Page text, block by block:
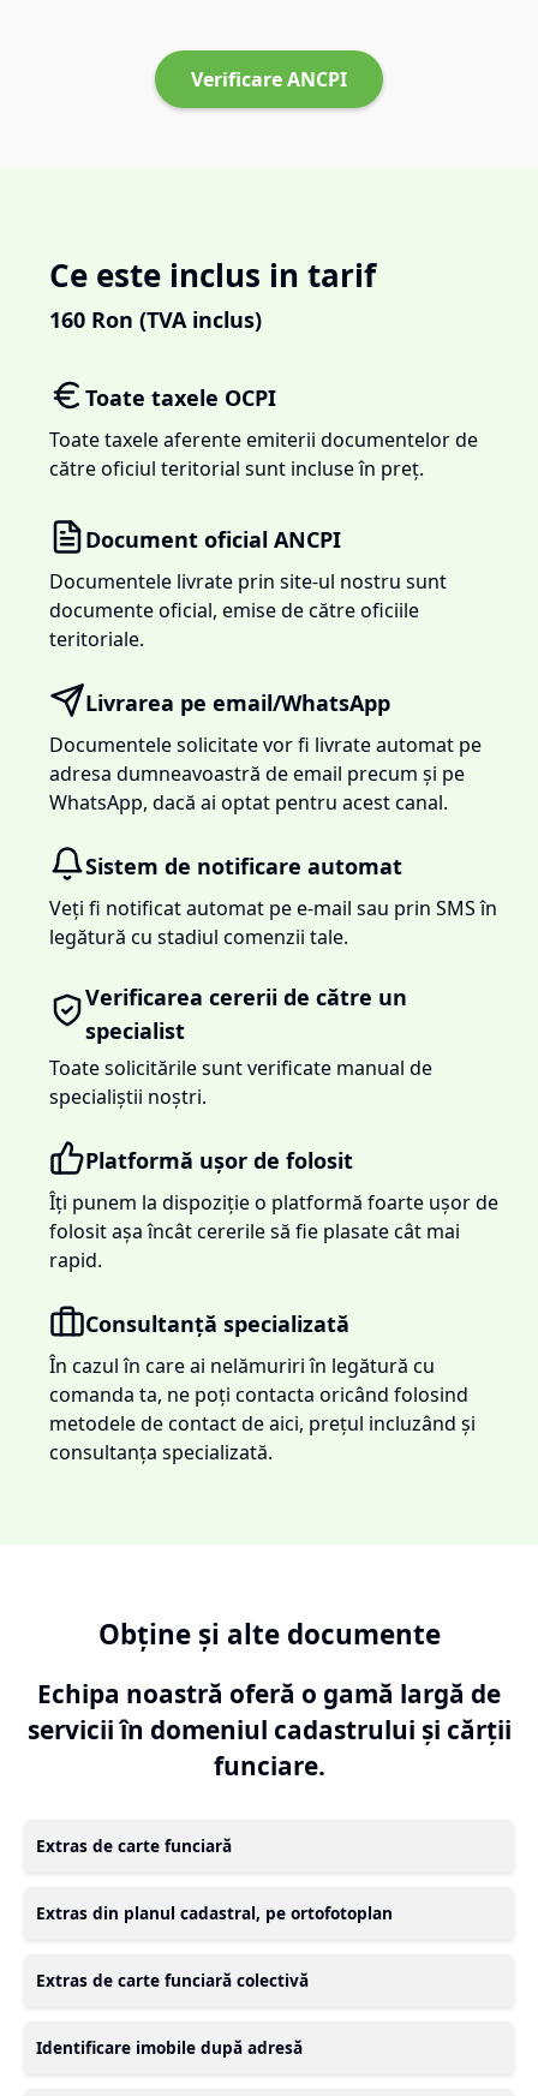
Verificare ANCPI
Ce este inclus in tarif
160 Ron (TVA inclus)
Toate taxele OCPI
Toate taxele aferente emiterii documentelor de
către oficiul teritorial sunt incluse în preț.
Document oficial ANCPI
Documentele livrate prin site-ul nostru sunt
documente oficial, emise de către oficiile
teritoriale.
Livrarea pe email/WhatsApp
Documentele solicitate vor fi livrate automat pe
adresa dumneavoastră de email precum și pe
WhatsApp, dacă ai optat pentru acest canal.
Sistem de notificare automat
Veți fi notificat automat pe e-mail sau prin SMS în
legătură cu stadiul comenzii tale.
Verificarea cererii de către un
specialist
Toate solicitările sunt verificate manual de
specialiștii noștri.
Platformă ușor de folosit
Îți punem la dispoziție o platformă foarte ușor de
folosit așa încât cererile să fie plasate cât mai
rapid.
Consultanță specializată
În cazul în care ai nelămuriri în legătură cu
comanda ta, ne poți contacta oricând folosind
metodele de contact de aici, prețul incluzând și
consultanța specializată.
Obține și alte documente
Echipa noastră oferă o gamă largă de
servicii în domeniul cadastrului și cărții
funciare.
Extras de carte funciară
Extras din planul cadastral, pe ortofotoplan
Extras de carte funciară colectivă
Identificare imobile după adresă